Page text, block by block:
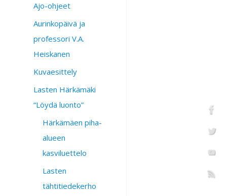
Ajo-ohjeet
Aurinkopäivä ja
professori V.A.
Heiskanen
Kuvaesittely
Lasten Härkämäki
“Löydä luonto”
Härkämäen piha-
alueen
kasviluettelo
Lasten
tähtitiedekerho